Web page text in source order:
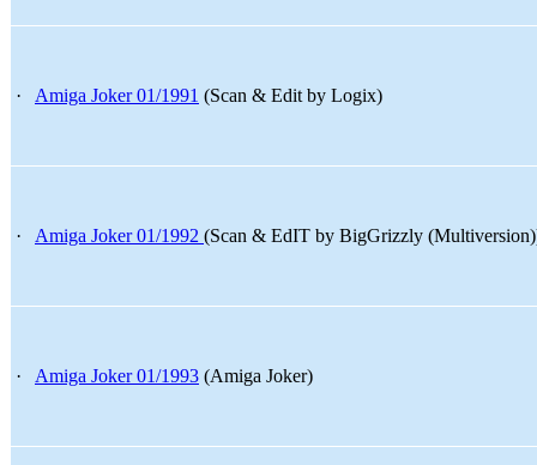
· Amiga Joker 01/1991 (Scan & Edit by Logix)
· Amiga Joker 01/1992 (Scan & EdIT by BigGrizzly
· Amiga Joker 01/1993 (Amiga Joker)